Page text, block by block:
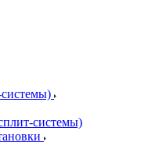
системы)